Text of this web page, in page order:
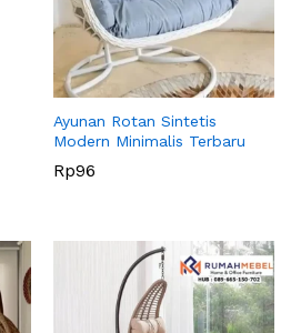
Ayunan Rotan Sintetis
Modern Minimalis Terbaru
Rp96